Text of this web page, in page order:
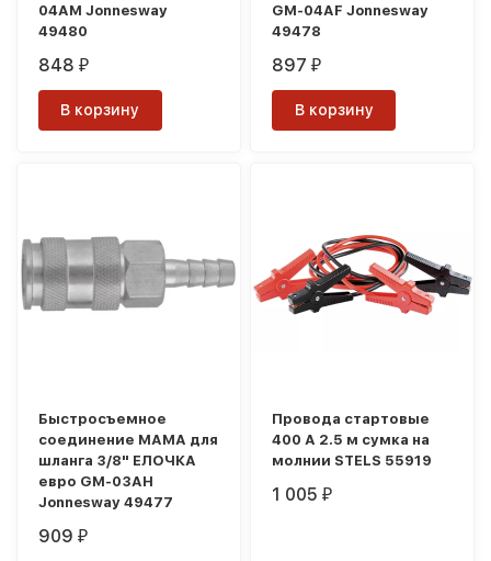
04AM Jonnesway
49480
848₽
В корзину
GM-04AF Jonnesway
49478
897₽
В корзину
Быстросъемное
соединение МАМА для
шланга 3/8" ЕЛОЧКА
евро GM-03AH
Jonnesway 49477
909₽
Провода стартовые
400 А 2.5 м сумка на
молнии STELS 55919
1 005₽